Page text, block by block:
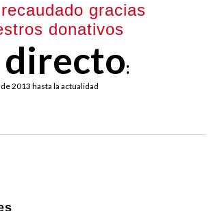
gracias
donativos
directo:
2013 hasta la actualidad